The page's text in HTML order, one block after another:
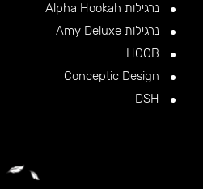
נרגילות Alpha Hookah
נרגילות Amy Deluxe